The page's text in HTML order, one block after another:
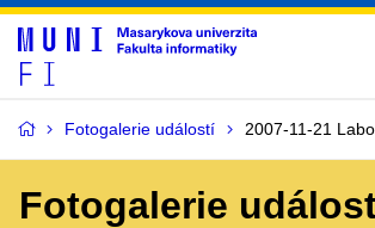
Fotogalerie událostí 2007-11-21
Fotogalerie